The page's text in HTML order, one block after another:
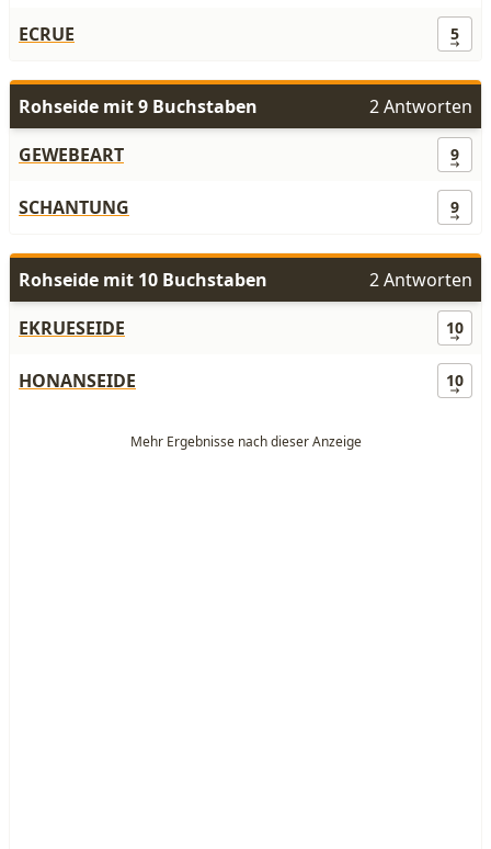
ECRUE 5
Rohseide mit 9 Buchstaben
2 Antworten
GEWEBEART
9
SCHANTUNG 9
Rohseide mit 10 Buchstaben
2 Antworten
EKRUESEIDE
10
HONANSEIDE 10